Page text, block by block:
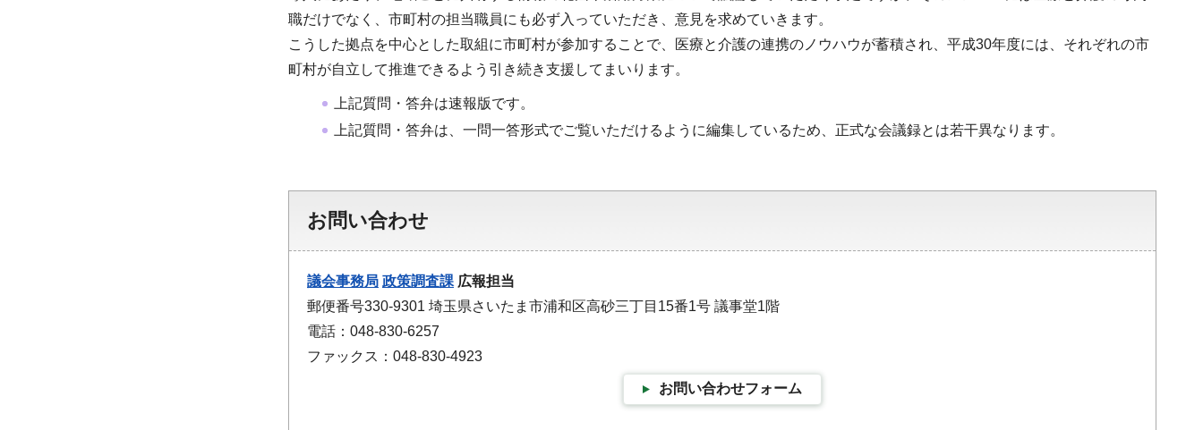
職だけでなく、市町村の担当職員にも必ず入っていただき、意見を求めていきます。
こうした拠点を中心とした取組に市町村が参加することで、医療と介護の連携のノウハウが蓄積され、平成30年度には、それぞれの市
町村が自立して推進できるよう引き続き支援してまいります。
上記質問・答弁は速報版です。
上記質問・答弁は、一問一答形式でご覧いただけるように編集しているため、正式な会議録とは若干異なります。
お問い合わせ
議会事務局 政策調査課 広報担当
郵便番号330-9301 埼玉県さいたま市浦和区高砂三丁目15番1号 議事堂1階
電話：048-830-6257
ファックス：048-830-4923
お問い合わせフォーム